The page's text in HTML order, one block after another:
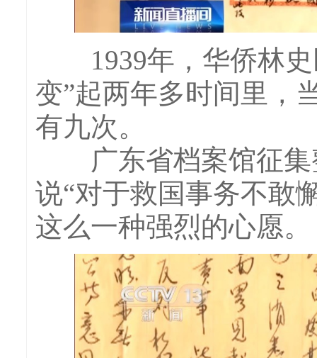
1939年，华侨林史
变”起两年多时间里，
有九次。
广东省档案馆征集
说“对于救国事务不敢
这么一种强烈的心愿。